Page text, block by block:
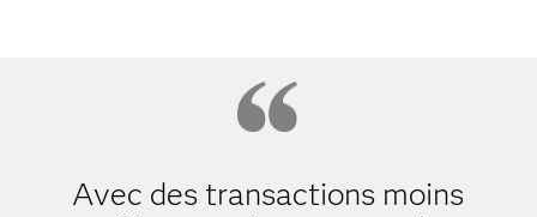
Avec des transactions moins